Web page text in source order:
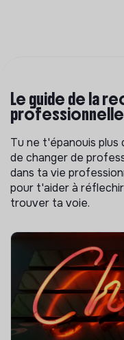
Le guide de la
professionnelle
Tu ne t'épanouis
de changer de
dans ta vie
pour t'aider à
trouver ta voie.